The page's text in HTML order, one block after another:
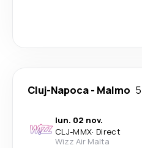
Cluj-Napoca- Malmo
lun. 02 nov.
CLJ-MMX· Direct
Wizz Air Malta